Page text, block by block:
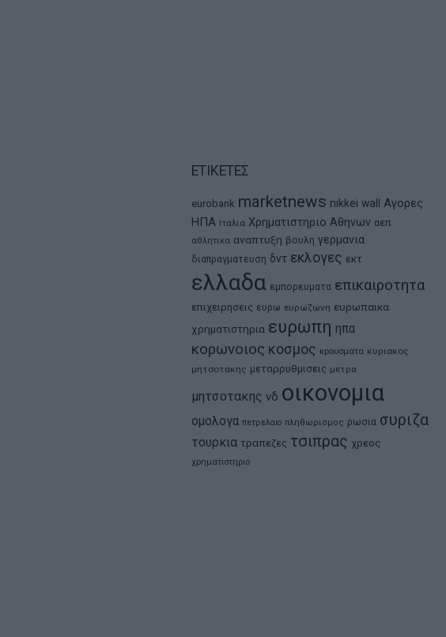
ΕΤΙΚΕΤΕΣ
eurobank marketnews nikkei wall
Αγορες
ΗΠΑ Ιταλια Χρηματιστηριο Αθηνων αεπ
αθλητικα αναπτυξη βουλη γερμανια
διαπραγματευση δντ εκλογες εκτ
ελλαδα εμπορευματα επικαιροτητα
επιχειρησεις ευρω ευρωζωνη ευρωπαικα
χρηματιστηρια ευρωπη ηπα
κορωνοιος κοσμος κρουσματα κυριακος
μητσοτακης μεταρρυθμισεις μετρα
μητσοτακης νδ οικονομια
ομολογα πετρελαιο πληθωρισμος ρωσια συριζα
τουρκια τραπεζες τσιπρας χρεος
χρηματιστηριο